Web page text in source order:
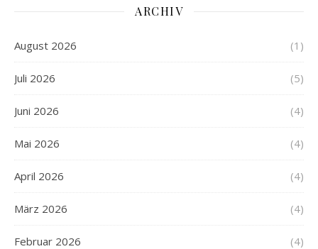
ARCHIV
August 2026 (1)
Juli 2026 (5)
Juni 2026 (4)
Mai 2026 (4)
April 2026 (4)
März 2026 (4)
Februar 2026 (4)